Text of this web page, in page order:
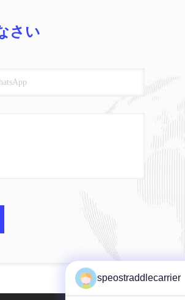
さい
speostraddlecarrier